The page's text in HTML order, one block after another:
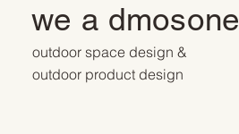
we a dmosone
outdoor space design &
outdoor product design